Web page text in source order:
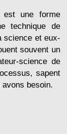
est une forme
technique de
science et eux-
souvent un
science de
sapent
besoin.